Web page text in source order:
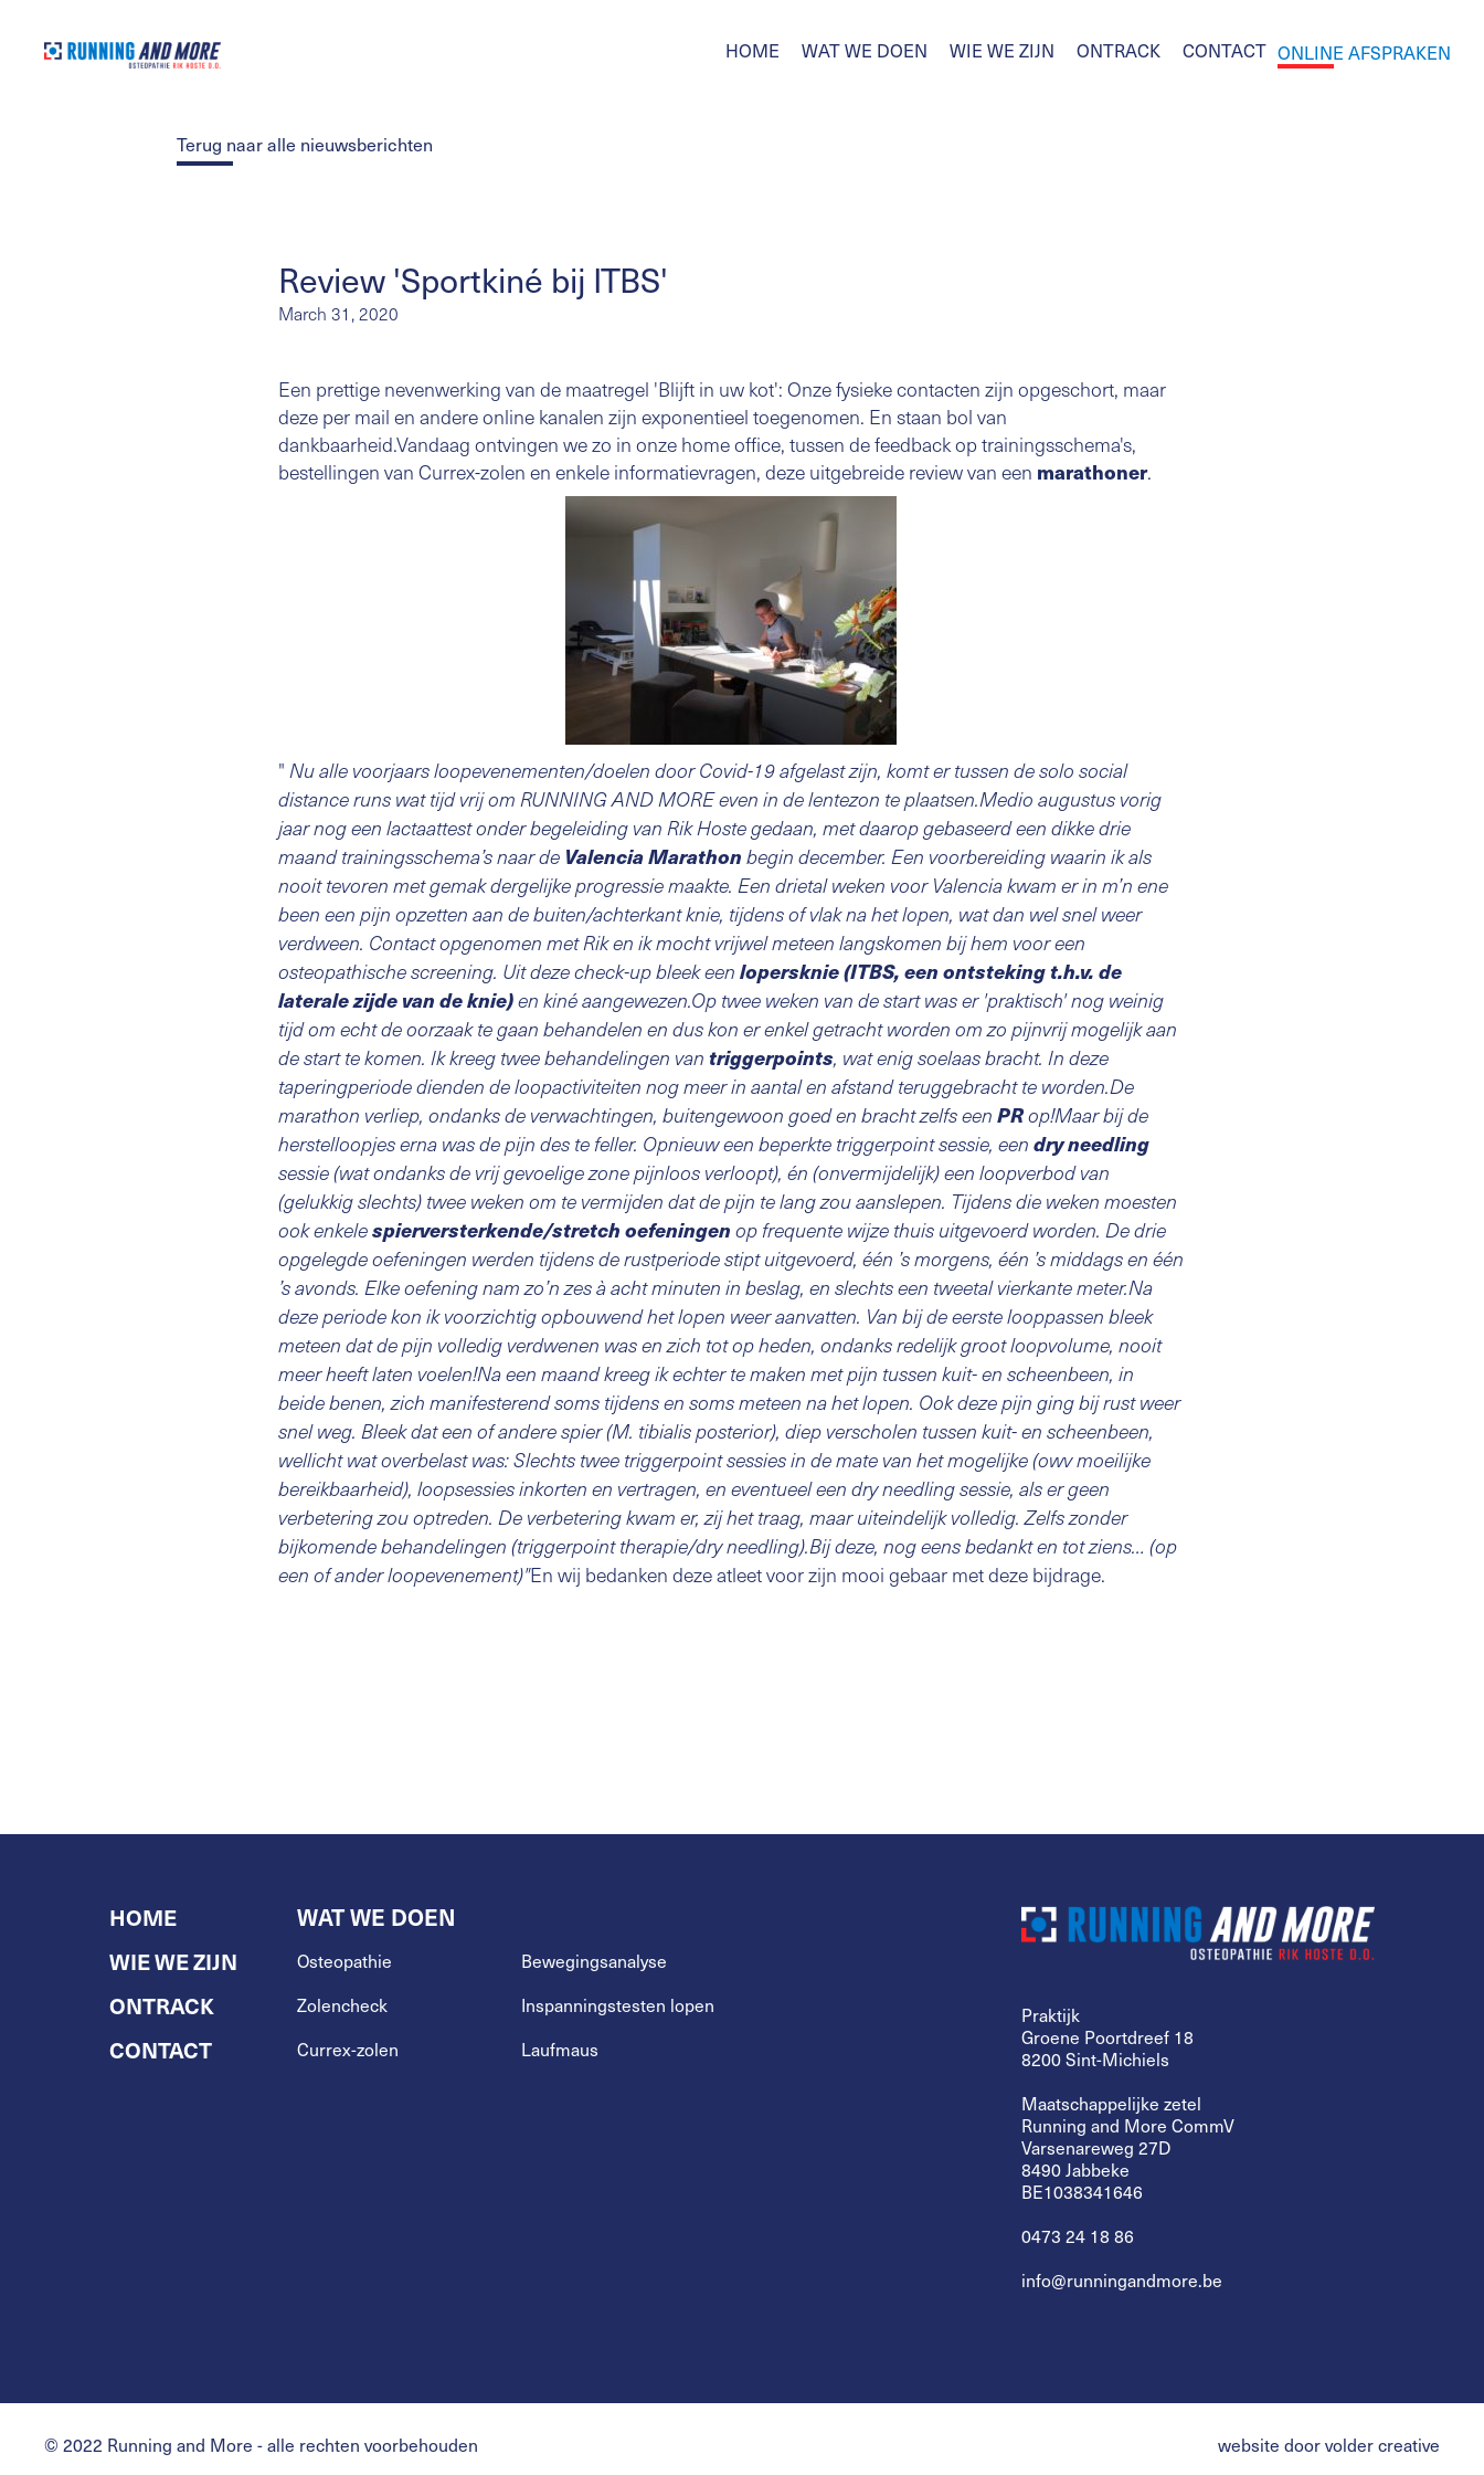
HOME WAT WE DOEN WIE WE ZIJN ONTRACK CONTACT ONLINE AFSPRAKEN
Terug naar alle nieuwsberichten
Review 'Sportkiné bij ITBS'
March 31, 2020
Een prettige nevenwerking van de maatregel 'Blijft in uw kot': Onze fysieke contacten zijn opgeschort, maar
deze per mail en andere online kanalen zijn exponentieel toegenomen. En staan bol van
dankbaarheid.Vandaag ontvingen we zo in onze home office, tussen de feedback op trainingsschema's,
bestellingen van Currex-zolen en enkele informatievragen, deze uitgebreide review van een marathoner.
" Nu alle voorjaars loopevenementen/doelen door Covid-19 afgelast zijn, komt er tussen de solo social
distance runs wat tijd vrij om RUNNING AND MORE even in de lentezon te plaatsen.Medio augustus vorig
jaar nog een lactaattest onder begeleiding van Rik Hoste gedaan, met daarop gebaseerd een dikke drie
maand trainingsschema’s naar de Valencia Marathon begin december. Een voorbereiding waarin ik als
nooit tevoren met gemak dergelijke progressie maakte. Een drietal weken voor Valencia kwam er in m’n ene
been een pijn opzetten aan de buiten/achterkant knie, tijdens of vlak na het lopen, wat dan wel snel weer
verdween. Contact opgenomen met Rik en ik mocht vrijwel meteen langskomen bij hem voor een
osteopathische screening. Uit deze check-up bleek een lopersknie (ITBS, een ontsteking t.h.v. de
laterale zijde van de knie)en kiné aangewezen.Op twee weken van de start was er 'praktisch' nog weinig
tijd om echt de oorzaak te gaan behandelen en dus kon er enkel getracht worden om zo pijnvrij mogelijk aan
de start te komen. Ik kreeg twee behandelingen van triggerpoints, wat enig soelaas bracht. In deze
taperingperiode dienden de loopactiviteiten nog meer in aantal en afstand teruggebracht te worden.De
marathon verliep, ondanks de verwachtingen, buitengewoon goed en bracht zelfs een PRop!Maar bij de
herstelloopjes erna was de pijn des te feller. Opnieuw een beperkte triggerpoint sessie, een dry needling
sessie (wat ondanks de vrij gevoelige zone pijnloos verloopt), én (onvermijdelijk) een loopverbod van
(gelukkig slechts) twee weken om te vermijden dat de pijn te lang zou aanslepen. Tijdens die weken moesten
ook enkelespierversterkende/stretch oefeningen op frequente wijze thuis uitgevoerd worden. De drie
opgelegde oefeningen werden tijdens de rustperiode stipt uitgevoerd, één ’s morgens, één ’s middags en één
’s avonds. Elke oefening nam zo’n zes à acht minuten in beslag, en slechts een tweetal vierkante meter.Na
deze periode kon ik voorzichtig opbouwend het lopen weer aanvatten. Van bij de eerste looppassen bleek
meteen dat de pijn volledig verdwenen was en zich tot op heden, ondanks redelijk groot loopvolume, nooit
meer heeft laten voelen!Na een maand kreeg ik echter te maken met pijn tussen kuit- en scheenbeen, in
beide benen, zich manifesterend soms tijdens en soms meteen na het lopen. Ook deze pijn ging bij rust weer
snel weg. Bleek dat een of andere spier (M. tibialis posterior), diep verscholen tussen kuit- en scheenbeen,
wellicht wat overbelast was: Slechts twee triggerpoint sessies in de mate van het mogelijke (owv moeilijke
bereikbaarheid), loopsessies inkorten en vertragen, en eventueel een dry needling sessie, als er geen
verbetering zou optreden. De verbetering kwam er, zij het traag, maar uiteindelijk volledig. Zelfs zonder
bijkomende behandelingen (triggerpoint therapie/dry needling).Bij deze, nog eens bedankt en tot ziens… (op
een of ander loopevenement)"En wij bedanken deze atleet voor zijn mooi gebaar met deze bijdrage.
HOME
WIE WE ZIJN
ONTRACK
CONTACT
WAT WE DOEN
Osteopathie
Bewegingsanalyse
Zolencheck
Inspanningstesten lopen
Currex-zolen
Laufmaus
Praktijk
Groene Poortdreef 18
8200 Sint-Michiels
Maatschappelijke zetel
Running and More CommV
Varsenareweg 27D
8490 Jabbeke
BE1038341646
0473 24 18 86
info@runningandmore.be
© 2022 Running and More - alle rechten voorbehouden website door volder creative